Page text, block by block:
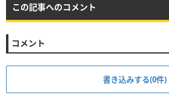
この記事へのコメント
コメント
書き込みする(0件)